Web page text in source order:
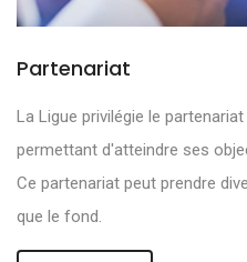
Partenariat
La Ligue privilégie le
permettant d'atteindre ses
Ce partenariat peut prendre
que le fond.